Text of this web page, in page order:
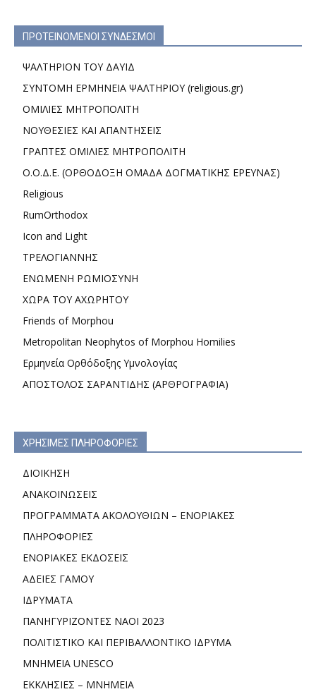
ΠΡΟΤΕΙΝΟΜΕΝΟΙ ΣΥΝΔΕΣΜΟΙ
ΨΑΛΤΗΡΙΟΝ ΤΟΥ ΔΑΥΙΔ
ΣΥΝΤΟΜΗ ΕΡΜΗΝΕΙΑ ΨΑΛΤΗΡΙΟΥ (religious.gr)
ΟΜΙΛΙΕΣ ΜΗΤΡΟΠΟΛΙΤΗ
ΝΟΥΘΕΣΙΕΣ ΚΑΙ ΑΠΑΝΤΗΣΕΙΣ
ΓΡΑΠΤΕΣ ΟΜΙΛΙΕΣ ΜΗΤΡΟΠΟΛΙΤΗ
Ο.Ο.Δ.Ε. (ΟΡΘΟΔΟΞΗ ΟΜΑΔΑ ΔΟΓΜΑΤΙΚΗΣ ΕΡΕΥΝΑΣ)
Religious
RumOrthodox
Icon and Light
ΤΡΕΛΟΓΙΑΝΝΗΣ
ΕΝΩΜΕΝΗ ΡΩΜΙΟΣΥΝΗ
ΧΩΡΑ ΤΟΥ ΑΧΩΡΗΤΟΥ
Friends of Morphou
Metropolitan Neophytos of Morphou Homilies
Ερμηνεία Ορθόδοξης Υμνολογίας
ΑΠΟΣΤΟΛΟΣ ΣΑΡΑΝΤΙΔΗΣ (ΑΡΘΡΟΓΡΑΦΙΑ)
ΧΡΗΣΙΜΕΣ ΠΛΗΡΟΦΟΡΙΕΣ
ΔΙΟΙΚΗΣΗ
ΑΝΑΚΟΙΝΩΣΕΙΣ
ΠΡΟΓΡΑΜΜΑΤΑ ΑΚΟΛΟΥΘΙΩΝ – ΕΝΟΡΙΑΚΕΣ
ΠΛΗΡΟΦΟΡΙΕΣ
ΕΝΟΡΙΑΚΕΣ ΕΚΔΟΣΕΙΣ
ΑΔΕΙΕΣ ΓΑΜΟΥ
ΙΔΡΥΜΑΤΑ
ΠΑΝΗΓΥΡΙΖΟΝΤΕΣ ΝΑΟΙ 2023
ΠΟΛΙΤΙΣΤΙΚΟ ΚΑΙ ΠΕΡΙΒΑΛΛΟΝΤΙΚΟ ΙΔΡΥΜΑ
ΜΝΗΜΕΙΑ UNESCO
ΕΚΚΛΗΣΙΕΣ – ΜΝΗΜΕΙΑ